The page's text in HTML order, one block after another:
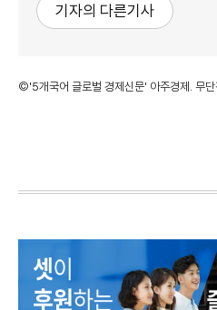
기자의 다른기사
©'5개국어 글로벌 경제신문' 아주경제. 무단